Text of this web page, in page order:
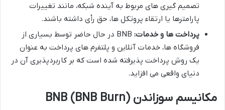
تصمیم گیری های مربوط به آینده شبکه، مانند تغییرات
پارامترها یا ارتقاء پروتکل ها، حق رأی داشته باشند.
پرداخت ها و خدمات:
BNB در حال حاضر توسط بسیاری از
فروشگاه ها، خدمات آنلاین و پلتفرم های پرداخت به عنوان
یک روش پرداخت پذیرفته شده است که بر کاربردپذیری آن در
دنیای واقعی می افزاید.
مکانیسم سوزاندن BNB (BNB Burn)